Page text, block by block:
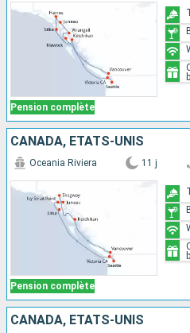
Pension complète
CANADA, ÉTATS-UNIS
Pension complète
Oceania Riviera 11 j
CANADA, ÉTATS-UNIS